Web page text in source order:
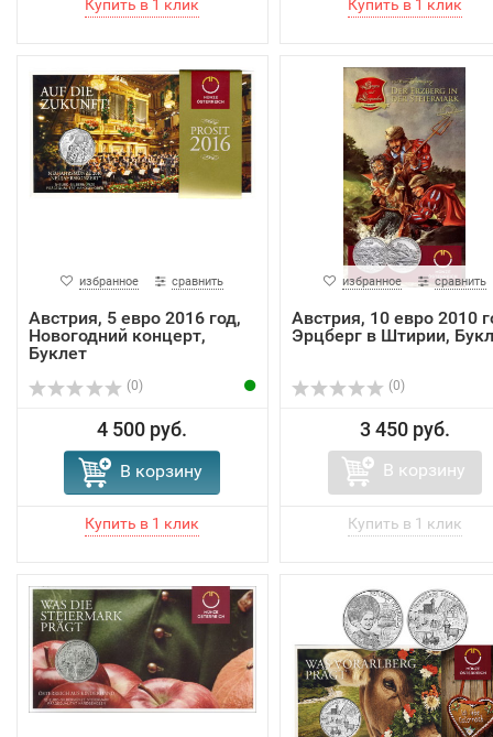
избранное сравнить
Австрия, 5 евро 2016 год,
Новогодний концерт,
Буклет
(0)
4 500 руб.
В корзину
избранное сравнить
Австрия, 10 евро 2010
Эрцберг в Штирии,
(0)
3 450 руб.
В корзину